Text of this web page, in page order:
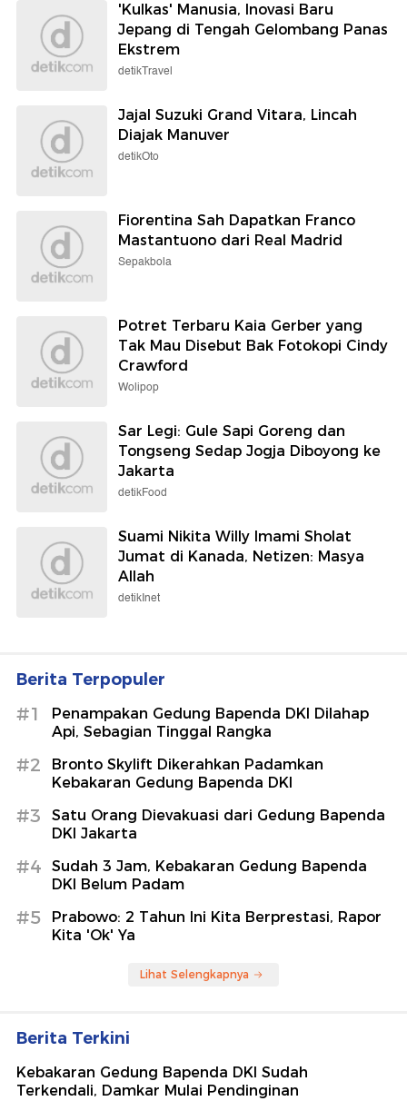
'Kulkas' Manusia, Inovasi Baru
Jepang di Tengah Gelombang Panas
Ekstrem
detikTravel
Jajal Suzuki Grand Vitara, Lincah
Diajak Manuver
detikOto
Fiorentina Sah Dapatkan Franco
Mastantuono dari Real Madrid
Sepakbola
Potret Terbaru Kaia Gerber yang
Tak Mau Disebut Bak Fotokopi Cindy
Crawford
Wolipop
Sar Legi: Gule Sapi Goreng dan
Tongseng Sedap Jogja Diboyong ke
Jakarta
detikFood
Suami Nikita Willy Imami Sholat
Jumat di Kanada, Netizen: Masya
Allah
detikInet
Berita Terpopuler
#1
Penampakan Gedung Bapenda DKI Dilahap
Api, Sebagian Tinggal Rangka
#2
Bronto Skylift Dikerahkan Padamkan
Kebakaran Gedung Bapenda DKI
#3
Satu Orang Dievakuasi dari Gedung Bapenda
DKI Jakarta
#4
Sudah 3 Jam, Kebakaran Gedung Bapenda
DKI Belum Padam
#5
Prabowo: 2 Tahun Ini Kita Berprestasi, Rapor
Kita 'Ok' Ya
Lihat Selengkapnya
Berita Terkini
Kebakaran Gedung Bapenda DKI Sudah
Terkendali, Damkar Mulai Pendinginan